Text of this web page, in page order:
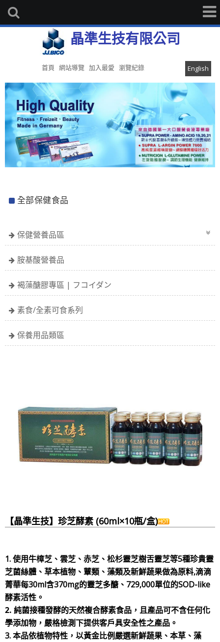
晶準生技有限公司
首頁 網站導覽 加入最愛 English
瀏覽紀錄
全部保健食品
保健營養品區
胺基酸營養品
褐藻醣膠專區 | フコイダン
素食/全素可食系列
保養用品類區
【晶準生技】珍芝酵素 (60ml×10瓶/盒)
1. 使用牛樟芝、雲芝、赤芝、松杉靈芝樹舌靈芝等5種珍貴靈
芝菌絲體、草本植物、蕈類、藻類及新鮮蔬果做為原料,滴滴
菁華每30ml含370mg的靈芝多醣、729,000單位的SOD-like
酵素活性。
2. 純菌接種發酵的天然複合酵素食品，且產品可不含任何化
學添加物，嚴格檢測下提供客戶具安全性之產品。
3. 本品依植物特性，以黃金比例嚴選新鮮蔬果、本草、藻